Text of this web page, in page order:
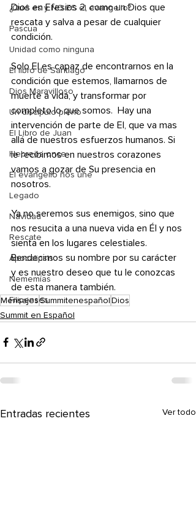
¿Qué es y NO ES el evangelio?
Pascua
Unidad como ninguna
El libro de Santiago
Dios Maravilloso
Un discípulo pleno
El Libro de Juan
Hebreos once
El evangelio nos une
Legado
Navidad
Rescate
Apocalipsis
Nememías
Filipenses
Dios en Efesios 2, como un Dios que
rescata y salva a pesar de cualquier
condición.
Solo El es capaz de encontrarnos en la
condición que estemos, llamarnos de
muerte a vida, y transformar por
completo lo que somos.  Hay una
intervención de parte de El, que va mas
allá de nuestros esfuerzos humanos. Si
le recibimos en nuestros corazones
vamos a gozar de Su presencia en
nosotros.
Ya no seremos sus enemigos, sino que
nos resucita a una nueva vida en Él y nos
sienta en los lugares celestiales.
Bendecimos su nombre por su carácter
y es nuestro deseo que tu le conozcas
de esta manera también.
MensajesSummitenespañolDios
Summit en Español
Entradas recientes Ver todo